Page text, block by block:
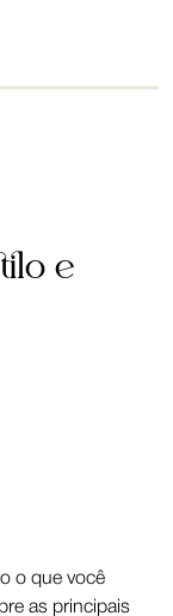
e
o que você
as principais